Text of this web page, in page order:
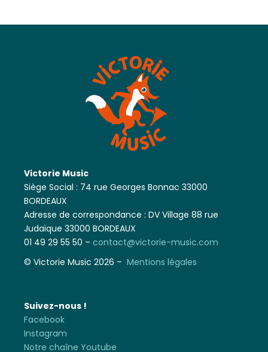
Victorie Music
Siège Social : 74 rue Georges Bonnac 33000
BORDEAUX
Adresse de correspondance : DV Village 88 rue
Judaïque 33000 BORDEAUX
01 49 29 55 50 –contact@victorie-music.com
© Victorie Music 2026 –Mentions légales
Suivez-nous !
Facebook
Instagram
Notre chaîne Youtube